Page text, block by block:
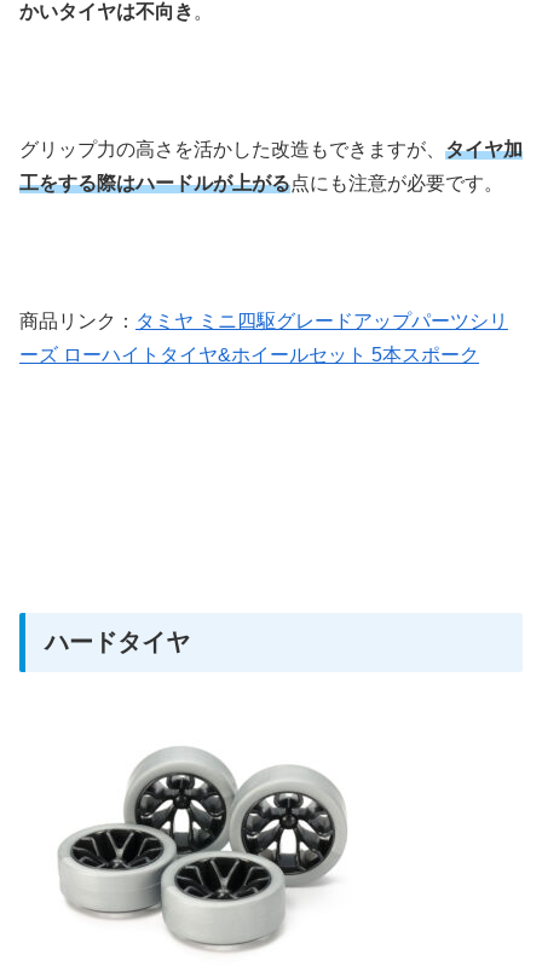
かいタイヤは不向き。
グリップ力の高さを活かした改造もできますが、 タイヤ加
工をする際はハードルが上がる点にも注意が必要です。
商品リンク： タミヤ ミニ四駆グレードアップパーツシリ
ーズ ローハイトタイヤ&ホイールセット 5本スポーク
ハードタイヤ